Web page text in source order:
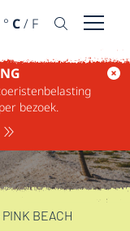
° C/ F Menu
bezoek.
PINK BEACH